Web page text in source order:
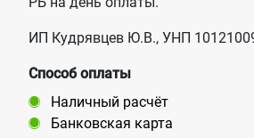
ИП Кудрявцев Ю.В., УНП
Способ оплаты
Наличный расчёт
Банковская карта